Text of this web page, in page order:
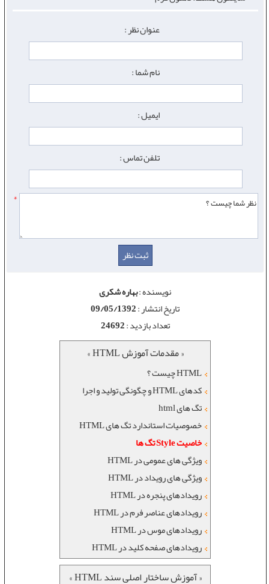
عنوان نظر :
نام شما :
ایمیل :
تلفن تماس :
*
نویسنده :بهاره شکری
تاریخ انتشار :09/05/1392
تعداد بازدید :24692
« مقدمات آموزش HTML »
HTML چیست ؟
کدهای HTML و چگونگی تولید و اجرا
تگ های html
خصوصيات استاندارد تگ های HTML
خاصیت Style تگ ها
ویژگی های عمومی در HTML
ویژگی های رویداد در HTML
رويدادهای پنجره در HTML
رويدادهای عناصر فرم در HTML
رويدادهای موس در HTML
رويدادهای صفحه کليد در HTML
« آموزش ساختار اصلی سند HTML »